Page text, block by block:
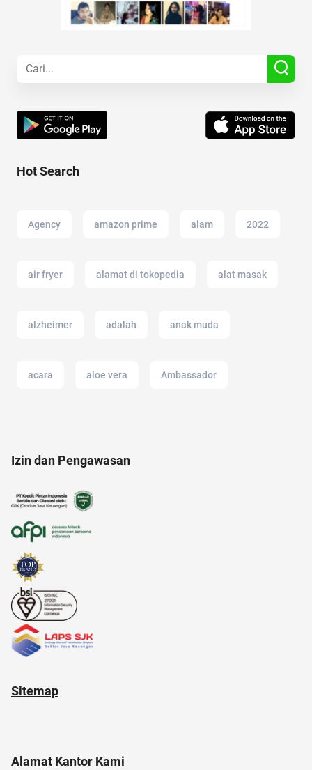
Hot Search
Agency amazon prime alam 2022
air fryer alamat di tokopedia alat masak
alzheimer adalah anak muda
acara aloe vera Ambassador
akun IG
Izin dan Pengawasan
Sitemap
Alamat Kantor Kami